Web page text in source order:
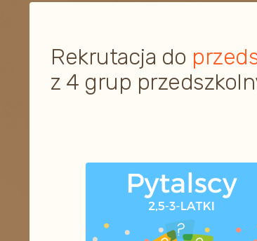
Rekrutacja do
z 4 grup